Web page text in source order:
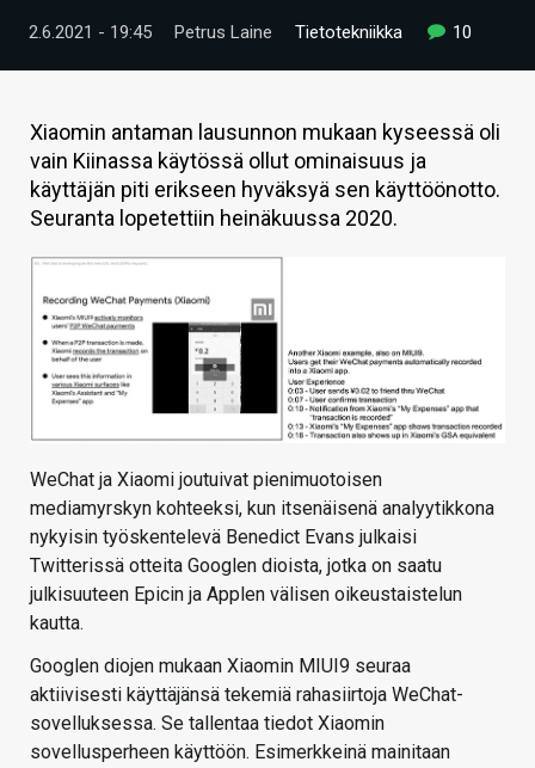
TECHBBS
HINTA.FI
KAUPPA
VAIHDA TEEMA
HAKU
2.6.2021 - 19:45 Petrus Laine Tietotekniikka 10
Xiaomin antaman lausunnon mukaan kyseessä oli
vain Kiinassa käytössä ollut ominaisuus ja
käyttäjän piti erikseen hyväksyä sen käyttöönotto.
Seuranta lopetettiin heinäkuussa 2020.
WeChat ja Xiaomi joutuivat pienimuotoisen
mediamyrskyn kohteeksi, kun itsenäisenä analyytikkona
nykyisin työskentelevä Benedict Evans julkaisi
Twitterissä otteita Googlen dioista, jotka on saatu
julkisuuteen Epicin ja Applen välisen oikeustaistelun
kautta.
Googlen diojen mukaan Xiaomin MIUI9 seuraa
aktiivisesti käyttäjänsä tekemiä rahasiirtoja WeChat-
sovelluksessa. Se tallentaa tiedot Xiaomin
sovellusperheen käyttöön. Esimerkkeinä mainitaan